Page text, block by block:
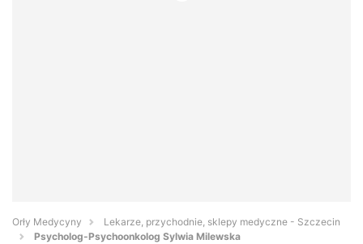
Orły Medycyny
Lekarze, przychodnie, sklepy medyczne - Szczecin
Psycholog-Psychoonkolog Sylwia Milewska